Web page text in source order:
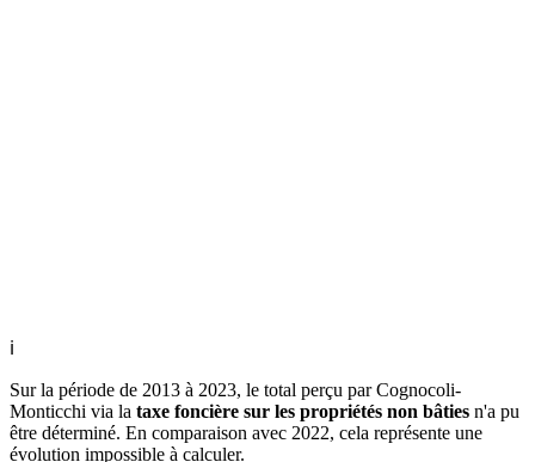
ℹ
Sur la période de 2013 à 2023, le total perçu par Cognocoli-
Monticchi via la taxe foncière sur les propriétés non bâties n'a pu
être déterminé. En comparaison avec 2022, cela représente une
évolution impossible à calculer.